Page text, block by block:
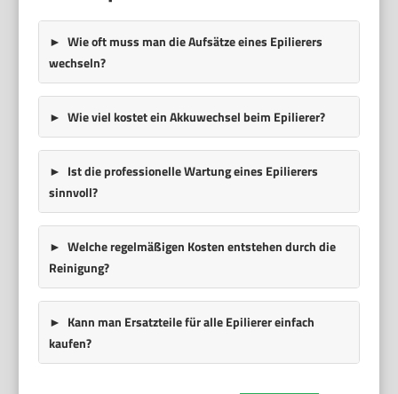
Wie oft muss man die Aufsätze eines Epilierers
wechseln?
Wie viel kostet ein Akkuwechsel beim Epilierer?
Ist die professionelle Wartung eines Epilierers
sinnvoll?
Welche regelmäßigen Kosten entstehen durch die
Reinigung?
Kann man Ersatzteile für alle Epilierer einfach
kaufen?